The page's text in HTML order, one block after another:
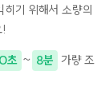
기 위해서 소량의
초 ~ 8분 가량 조